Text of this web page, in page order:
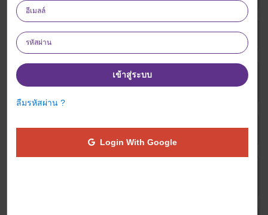
5. ฉันจะดาวน์โหลดเว็บเบราเซอร์อื่นได้อย่างไร?
6. ฉันซื้อสินค้า ก่อนการตรวจสอบที่อยู่อีเมลของฉัน
ฉันยังคงได้รับเงินคืนหรือไม่?
7. เหตุใด จึงไม่ติดตามรายการการซื้อขายของฉัน ?
เข้าสู่ระบบ
ลืมรหัสผ่าน ?
Login With Google